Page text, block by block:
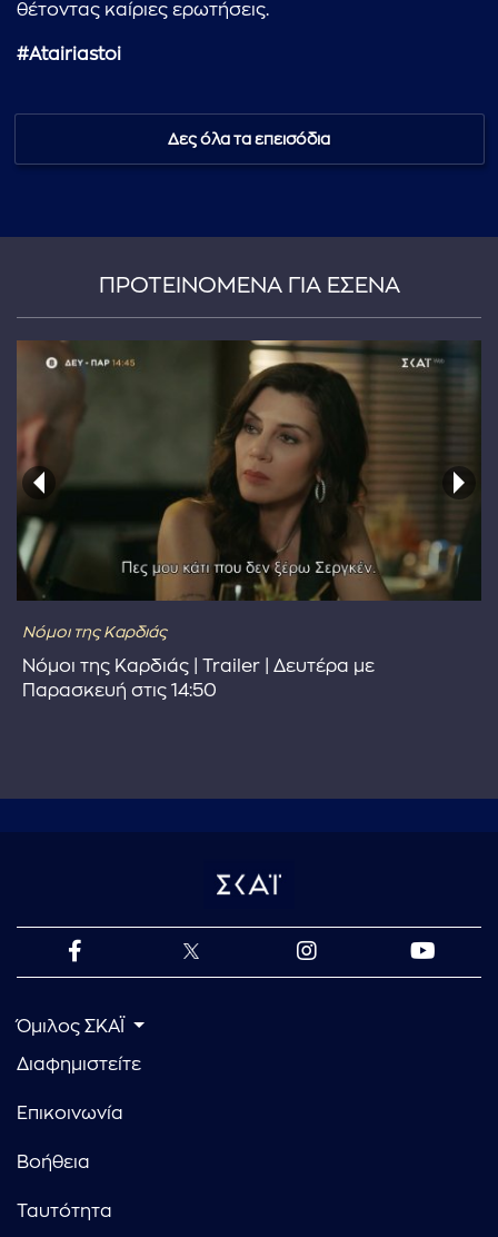
θέτοντας καίριες ερωτήσεις.
#Atairiastoi
Δες όλα τα επεισόδια
ΠΡΟΤΕΙΝΟΜΕΝΑ ΓΙΑ ΕΣΕΝΑ
Νόμοι της Καρδιάς
Νόμοι της Καρδιάς | Trailer | Δευτέρα με
Παρασκευή στις 14:50
Όμιλος ΣΚΑΪ
Διαφημιστείτε
Επικοινωνία
Βοήθεια
Ταυτότητα